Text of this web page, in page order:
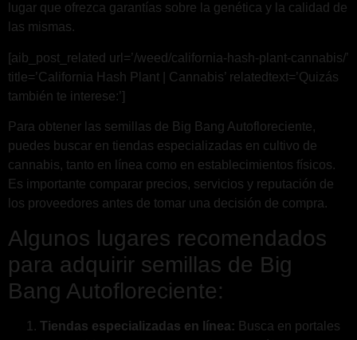
lugar que ofrezca garantías sobre la genética y la calidad de
las mismas.
[aib_post_related url=’/weed/california-hash-plant-cannabis/’
title=’California Hash Plant | Cannabis’ relatedtext=’Quizás
también te interese:’]
Para obtener las semillas de Big Bang Autofloreciente,
puedes buscar en tiendas especializadas en cultivo de
cannabis, tanto en línea como en establecimientos físicos.
Es importante comparar precios, servicios y reputación de
los proveedores antes de tomar una decisión de compra.
Algunos lugares recomendados
para adquirir semillas de Big
Bang Autofloreciente:
Tiendas especializadas en línea: Busca en portales